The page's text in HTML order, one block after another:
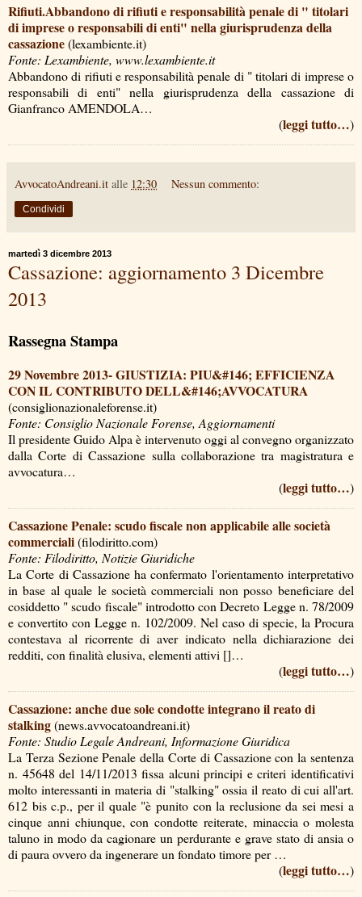
Rifiuti.Abbandono di rifiuti e responsabilità penale di " titolari
di imprese o responsabili di enti" nella giurisprudenza della
cassazione(lexambiente.it)
Fonte: Lexambiente, www.lexambiente.it
Abbandono di rifiuti e responsabilità penale di " titolari di imprese o
responsabili di enti" nella giurisprudenza della cassazione di
Gianfranco AMENDOLA…
(leggi tutto…)
AvvocatoAndreani.it alle 12:30 Nessun commento:
Condividi
martedì 3 dicembre 2013
Cassazione: aggiornamento 3 Dicembre
2013
Rassegna Stampa
29 Novembre 2013- GIUSTIZIA: PIU&#146; EFFICIENZA
CON IL CONTRIBUTO DELL&#146;AVVOCATURA
(consiglionazionaleforense.it)
Fonte: Consiglio Nazionale Forense, Aggiornamenti
Il presidente Guido Alpa è intervenuto oggi al convegno organizzato
dalla Corte di Cassazione sulla collaborazione tra magistratura e
avvocatura…
(leggi tutto…)
Cassazione Penale: scudo fiscale non applicabile alle società
commerciali(filodiritto.com)
Fonte: Filodiritto, Notizie Giuridiche
La Corte di Cassazione ha confermato l'orientamento interpretativo
in base al quale le società commerciali non posso beneficiare del
cosiddetto " scudo fiscale" introdotto con Decreto Legge n. 78/2009
e convertito con Legge n. 102/2009. Nel caso di specie, la Procura
contestava al ricorrente di aver indicato nella dichiarazione dei
redditi, con finalità elusiva, elementi attivi []…
(leggi tutto…)
Cassazione: anche due sole condotte integrano il reato di
stalking(news.avvocatoandreani.it)
Fonte: Studio Legale Andreani, Informazione Giuridica
La Terza Sezione Penale della Corte di Cassazione con la sentenza
n. 45648 del 14/11/2013 fissa alcuni principi e criteri identificativi
molto interessanti in materia di "stalking" ossia il reato di cui all'art.
612 bis c.p., per il quale "è punito con la reclusione da sei mesi a
cinque anni chiunque, con condotte reiterate, minaccia o molesta
taluno in modo da cagionare un perdurante e grave stato di ansia o
di paura ovvero da ingenerare un fondato timore per …
(leggi tutto…)